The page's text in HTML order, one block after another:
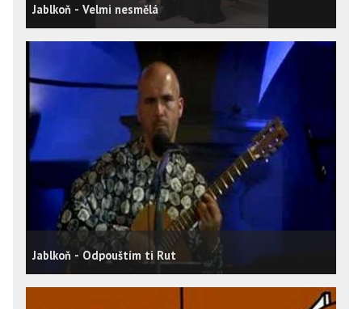
Jablkoň - Velmi nesmělá
Jablkoň - Odpouštím ti Rut